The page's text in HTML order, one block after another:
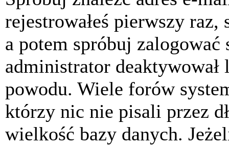
rejestrowałeś pierwszy
a potem spróbuj
administrator deaktywował
powodu. Wiele forów
którzy nic nie pisali przez
wielkość bazy danych.